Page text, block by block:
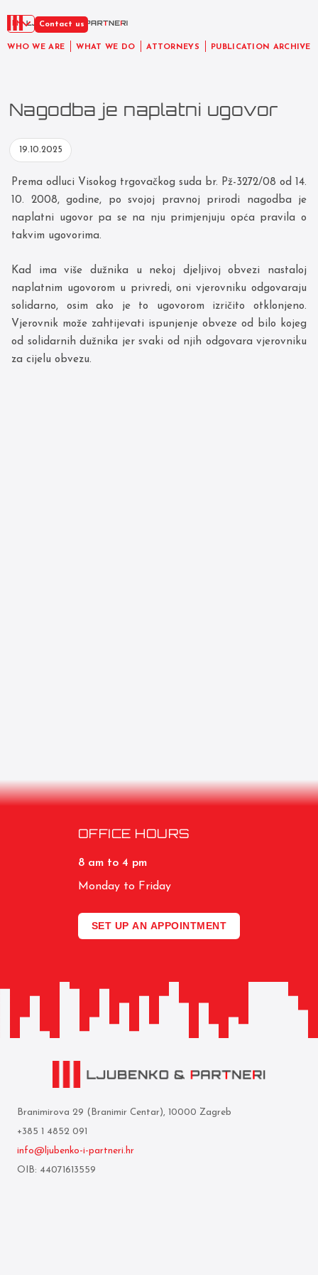
WHO WE ARE WHAT WE DO ATTORNEYS PUBLICATION ARCHIVE
EN Contact us
Nagodba je naplatni ugovor
19.10.2025
Prema odluci Visokog trgovačkog suda br. Pž-3272/08 od 14.
10. 2008, godine, po svojoj pravnoj prirodi nagodba je
naplatni ugovor pa se na nju primjenjuju opća pravila o
takvim ugovorima.
Kad ima više dužnika u nekoj djeljivoj obvezi nastaloj
naplatnim ugovorom u privredi, oni vjerovniku odgovaraju
solidarno, osim ako je to ugovorom izričito otklonjeno.
Vjerovnik može zahtijevati ispunjenje obveze od bilo kojeg
od solidarnih dužnika jer svaki od njih odgovara vjerovniku
za cijelu obvezu.
OFFICE HOURS
8 am to 4 pm
Monday to Friday
SET UP AN APPOINTMENT
Branimirova 29 (Branimir Centar), 10000 Zagreb
+385 1 4852 091
info@ljubenko-i-partneri.hr
OIB: 44071613559